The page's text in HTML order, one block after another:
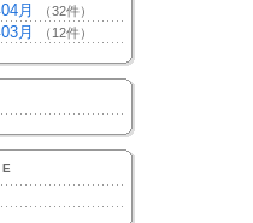
月 （32件）
月 （12件）